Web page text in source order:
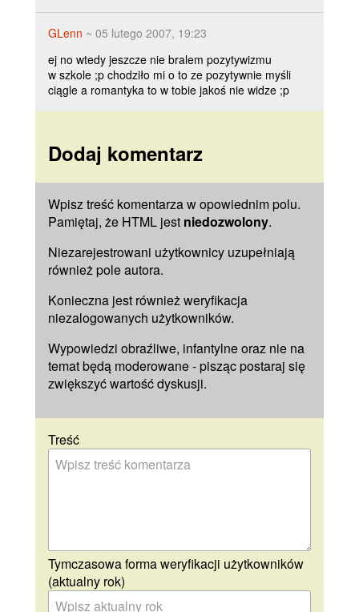
GLenn ~ 05 lutego 2007, 19:23
ej no wtedy jeszcze nie bralem pozytywizmu
w szkole ;p chodziło mi o to ze pozytywnie myśli
ciągle a romantyka to w tobie jakoś nie widze ;p
Dodaj komentarz
Wpisz treść komentarza w opowiednim polu.
Pamiętaj, że HTML jest niedozwolony.
Niezarejestrowani użytkownicy uzupełniają
również poleautora.
Konieczna jest również weryfikacja
niezalogowanych użytkowników.
Wypowiedzi obraźliwe, infantylne oraz nie na
temat będą moderowane - pisząc postaraj się
zwiększyć wartość dyskusji.
Treść
Tymczasowa forma weryfikacji użytkowników
(aktualny rok)